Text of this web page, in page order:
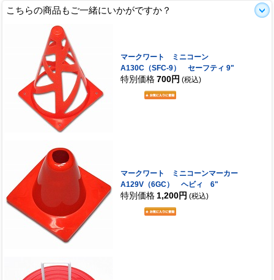
こちらの商品もご一緒にいかがですか？
マークワート ミニコーン
A130C（SFC-9） セーフティ 9"
特別価格 700円 (税込)
マークワート ミニコーンマーカー
A129V（6GC） ヘビィ 6"
特別価格 1,200円 (税込)